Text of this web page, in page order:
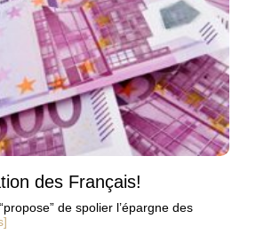
des Français!
de spolier l’épargne des